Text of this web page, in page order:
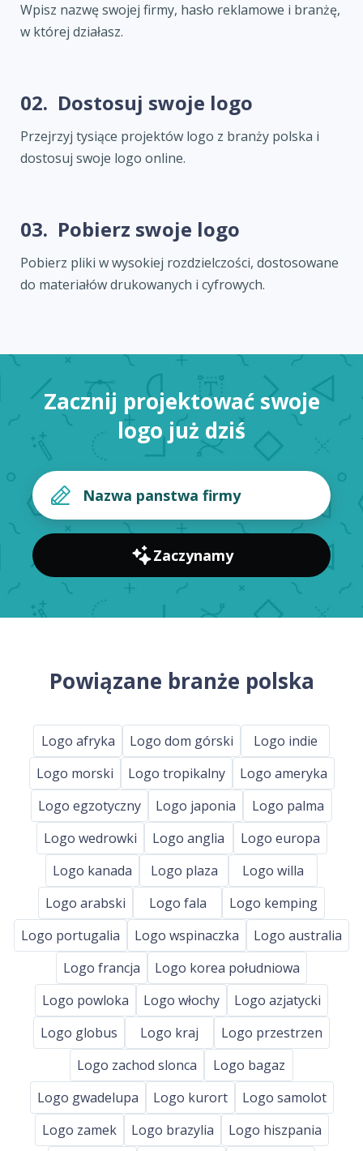
Wpisz nazwę swojej firmy, hasło reklamowe i branżę,
w której działasz.
02. Dostosuj swoje logo
Przejrzyj tysiące projektów logo z branży polska i
dostosuj swoje logo online.
03. Pobierz swoje logo
Pobierz pliki w wysokiej rozdzielczości, dostosowane
do materiałów drukowanych i cyfrowych.
Zacznij projektować swoje
logo już dziś
Zaczynamy
Powiązane branże polska
Logo afryka Logo dom górski
Logo indie
Logo morski
Logo tropikalny
Logo ameryka
Logo egzotyczny
Logo japonia
Logo palma
Logo wedrowki
Logo anglia
Logo europa
Logo kanada
Logo plaza
Logo willa
Logo arabski
Logo fala
Logo kemping
Logo portugalia
Logo wspinaczka
Logo australia
Logo francja
Logo korea południowa
Logo powloka
Logo włochy
Logo azjatycki
Logo globus
Logo kraj
Logo przestrzen
Logo zachod slonca
Logo bagaz
Logo gwadelupa
Logo kurort
Logo samolot
Logo zamek
Logo brazylia Logo hiszpania